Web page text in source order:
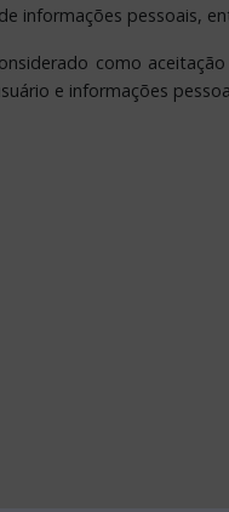
informações pessoais,
como
e informações